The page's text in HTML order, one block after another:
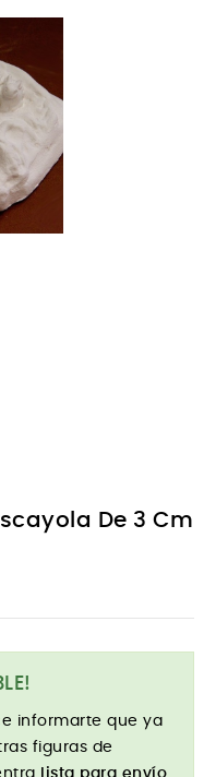
De 3 Cm
informarte que ya
figuras de
lista para envío